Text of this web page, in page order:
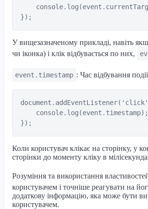
У вищезазначеному прикладі, навіть
чи іконка) і клік відбувається по них,
event.timestamp : Час відбування
    console.log(event.timestamp);
Коли користувач клікає на сторінку, у
сторінки до моменту кліку в
Розуміння та використання
користувачем і точніше реагувати на
додаткову інформацію, яка може бути
користувачем.